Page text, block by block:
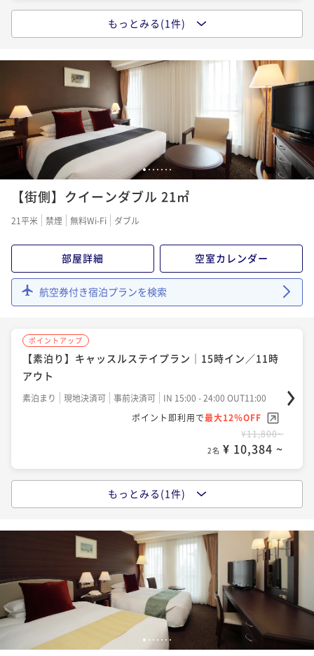
【朝食付】キャッスルステイプラン｜15時イン／11時
アウト
現地決済可 事前決済可
IN 15:00 - 24:00 OUT11:00
最大7％OFF
¥17,800~
2名 ¥ 16,554 ~
もっとみる(1件)
12 3 4 5 6 7
【街側】クイーンダブル 21㎡
21平米 禁煙 無料Wi-Fi ダブル
部屋詳細 空室カレンダー
航空券付き宿泊プランを検索
ポイントアップ
【素泊り】キャッスルステイプラン｜15時イン／11時
アウト
素泊まり 現地決済可 事前決済可
IN 15:00 - 24:00 OUT11:00
ポイント即利用で最大12％OFF
¥11,800~
2名 ¥ 10,384 ~
【朝食付】キャッスルステイプラン｜15時イン／11時
アウト
現地決済可 事前決済可
IN 15:00 - 24:00 OUT11:00
ポイント即利用で最大7％OFF
¥20,200~
2名 ¥ 18,786 ~
もっとみる(1件)
1 2 3 4 5 67